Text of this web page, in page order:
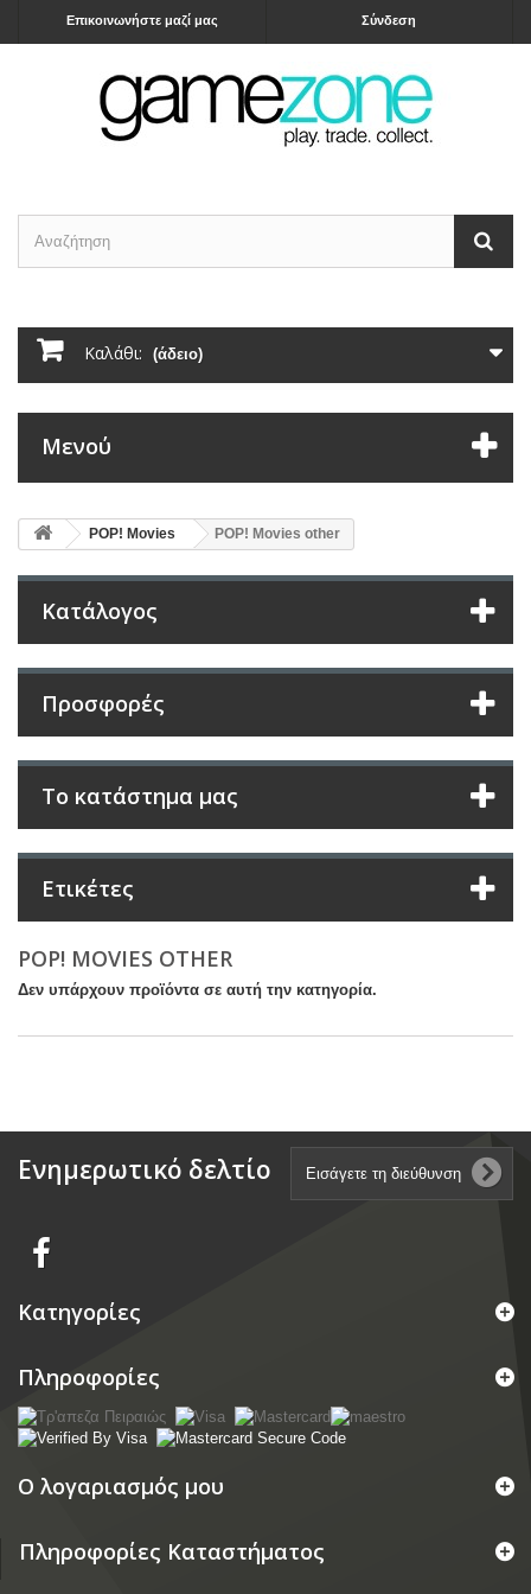
Σύνδεση
Επικοινωνήστε μαζί μας
Καλάθι: (άδειο)
Μενού
POP! Movies POP! Movies other
Κατάλογος
Προσφορές
Το κατάστημα μας
Ετικέτες
POP! MOVIES OTHER
Δεν υπάρχουν προϊόντα σε αυτή την κατηγορία.
Ενημερωτικό δελτίο
Κατηγορίες
Πληροφορίες
Ο λογαριασμός μου
Πληροφορίες Καταστήματος